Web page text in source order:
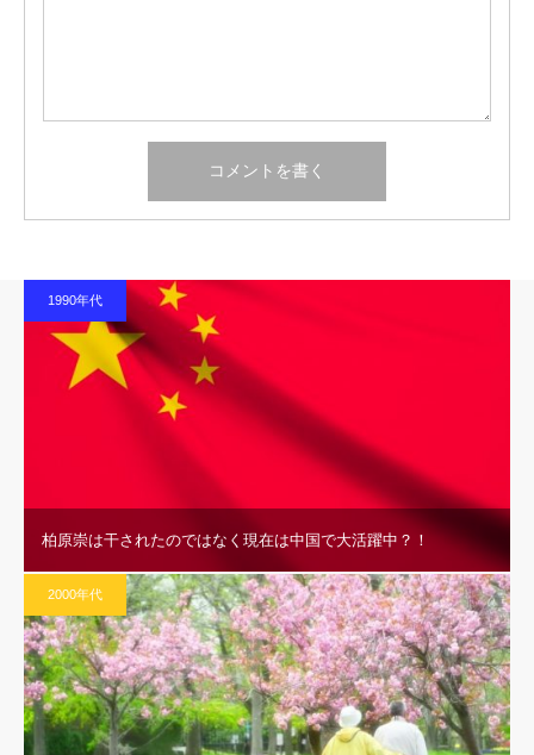
1990年代
柏原崇は干されたのではなく現在は中国で大活躍中？！
2000年代